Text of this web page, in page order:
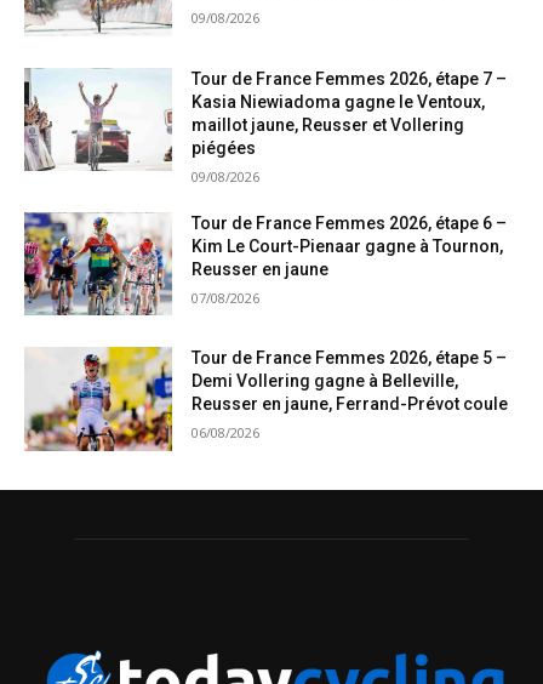
09/08/2026
Tour de France Femmes 2026, étape 7 –
Kasia Niewiadoma gagne le Ventoux,
maillot jaune, Reusser et Vollering
piégées
09/08/2026
Tour de France Femmes 2026, étape 6 –
Kim Le Court-Pienaar gagne à Tournon,
Reusser en jaune
07/08/2026
Tour de France Femmes 2026, étape 5 –
Demi Vollering gagne à Belleville,
Reusser en jaune, Ferrand-Prévot coule
06/08/2026